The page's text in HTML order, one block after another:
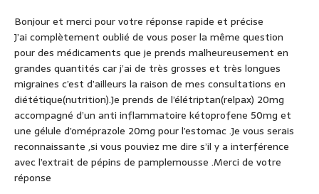
Bonjour et merci pour votre réponse rapide et précise
J’ai complètement oublié de vous poser la même question
pour des médicaments que je prends malheureusement en
grandes quantités car j’ai de très grosses et très longues
migraines c’est d’ailleurs la raison de mes consultations en
diététique(nutrition).Je prends de l’élétriptan(relpax) 20mg
accompagné d’un anti inflammatoire kétoprofene 50mg et
une gélule d’oméprazole 20mg pour l’estomac .Je vous serais
reconnaissante ,si vous pouviez me dire s’il y a interférence
avec l’extrait de pépins de pamplemousse .Merci de votre
réponse